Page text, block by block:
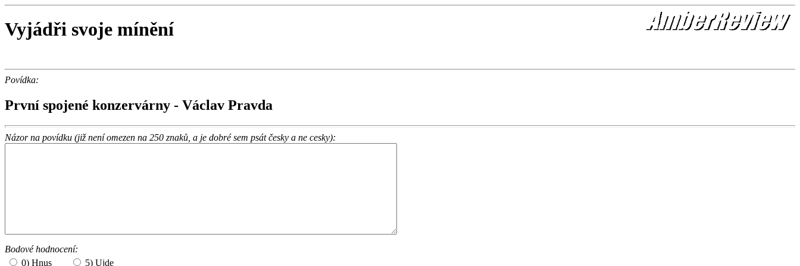
Vyjádři svoje mínění
Povídka:
První spojené konzervárny - Václav Pravda
Názor na povídku (již není omezen na 250 znaků, a je dobré sem psát česky a ne cesky):
Bodové hodnocení:
0) Hnus
5) Ujde